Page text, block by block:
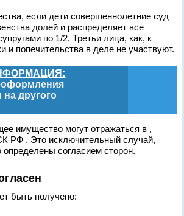
если дети совершеннолетние суд
долей и распределяет все
по 1/2. Третьи лица, как, к
и попечительства в деле не участвуют.
другого
имущество могут отражаться в ,
РФ . Это исключительный случай,
определены согласием сторон.
быть получено: